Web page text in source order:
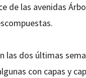
de las avenidas
las dos últimas
con capas y